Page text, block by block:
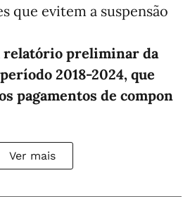
que evitem a suspensão
relatório preliminar da
2018-2024, que
pagamentos de compon
Ver mais